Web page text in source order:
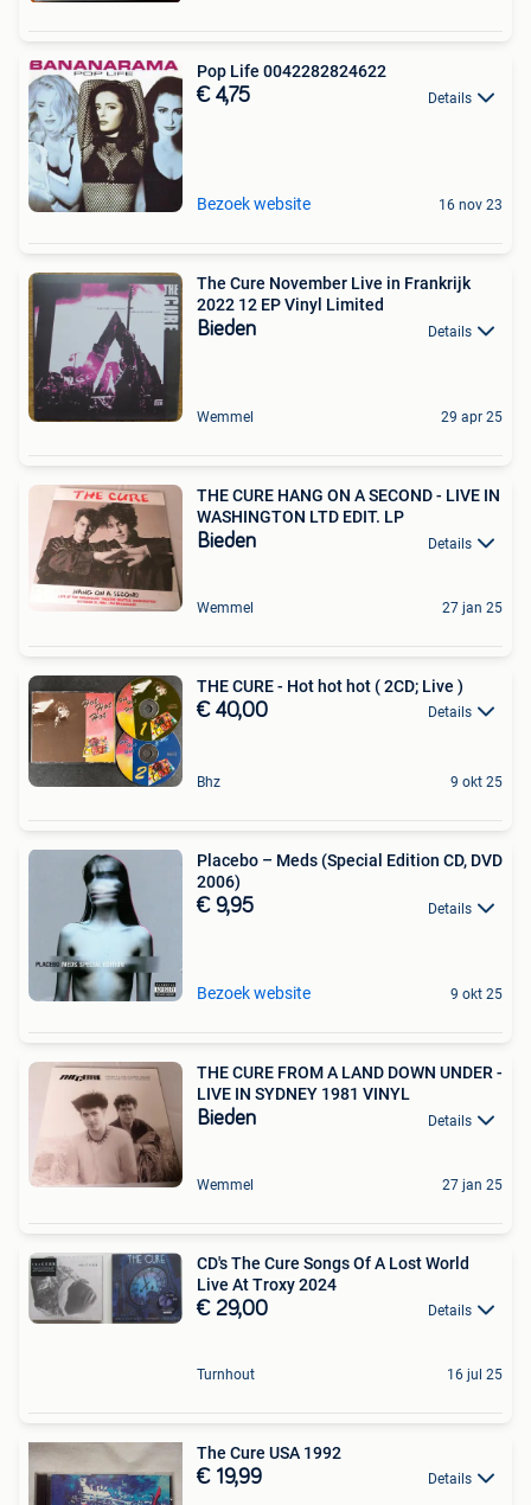
Pop Life 0042282824622
€ 4,75 Details
Bezoek website 16 nov 23
The Cure November Live in Frankrijk
2022 12 EP Vinyl Limited
Bieden Details
Wemmel 29 apr 25
THE CURE HANG ON A SECOND - LIVE IN
WASHINGTON LTD EDIT. LP
Bieden Details
Wemmel 27 jan 25
THE CURE - Hot hot hot ( 2CD; Live )
€ 40,00 Details
Bhz 9 okt 25
Placebo – Meds (Special Edition CD, DVD
2006)
€ 9,95 Details
Bezoek website 9 okt 25
THE CURE FROM A LAND DOWN UNDER -
LIVE IN SYDNEY 1981 VINYL
Bieden Details
Wemmel 27 jan 25
CD's The Cure Songs Of A Lost World
Live At Troxy 2024
€ 29,00 Details
Turnhout 16 jul 25
The Cure USA 1992
€ 19,99 Details